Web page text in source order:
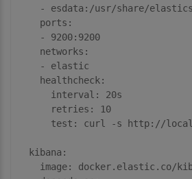
-
esdata:/usr/share/
ports:
-
9200:9200
networks:
-
elastic
healthcheck:
interval:
20s
retries:
10
test:
curl -s http://
kibana:
image:
docker.elastic.co/